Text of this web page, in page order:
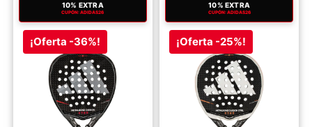
10% EXTRA
CUPÓN: ADIDAS26
¡Oferta -36%!
10% EXTRA
CUPÓN: ADIDAS26
¡Oferta -25%!